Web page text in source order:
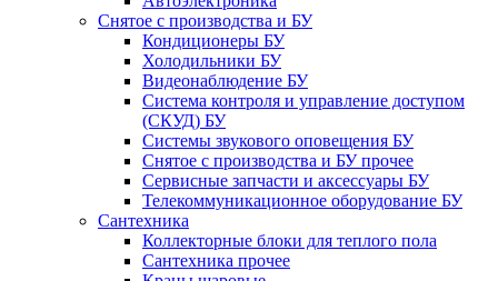
Снятое с производства и БУ
Кондиционеры БУ
Холодильники БУ
Видеонаблюдение БУ
Система контроля и управление доступом
(СКУД) БУ
Системы звукового оповещения БУ
Снятое с производства и БУ прочее
Сервисные запчасти и аксессуары БУ
Телекоммуникационное оборудование БУ
Сантехника
Коллекторные блоки для теплого пола
Сантехника прочее